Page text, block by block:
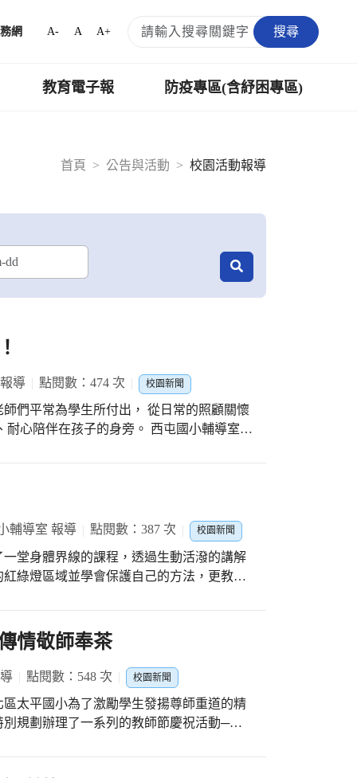
網 A- A A+ 搜尋
教育電子報 防疫專區(含紓困專區)
首頁
公告與活動 校園活動報導
導 點閱數：474 次 校園新聞
們平常為學生所付出， 從日常的照顧關懷
子的身旁。 西屯國小輔導室希
二~六年級的孩子，會拿到至少兩張的精美
外，也有許多老師及行政人員，守護孩
可以將平常沒能跟師長們說出感謝寫在卡
這曾經熟悉的校園裡，致贈謝師卡，透過麥
生活的回憶。畢業校友詹前佑，看到賴一
伴及傳道授業解惑；也在教師節當天準備
師們教師節快樂！
輔導室 報導 點閱數：387 次 校園新聞
堂身體界線的課程，透過生動活潑的講解
綠燈區域並學會保護自己的方法，更教導
情敬師奉茶
點閱數：548 次 校園新聞
太平國小為了激勵學生發揚尊師重道的精
規劃辦理了一系列的教師節慶祝活動─認